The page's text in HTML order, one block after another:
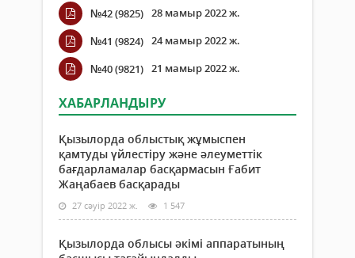
№42 (9825) 28 мамыр 2022 ж.
№41 (9824) 24 мамыр 2022 ж.
№40 (9821) 21 мамыр 2022 ж.
ХАБАРЛАНДЫРУ
Қызылорда облыстық жұмыспен
қамтуды үйлестіру және әлеуметтік
бағдарламалар басқармасын Ғабит
Жаңабаев басқарады
27 сәуір 2022 ж. 1 547
Қызылорда облысы әкімі аппаратының